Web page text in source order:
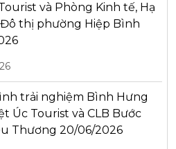
và Phòng Kinh tế, Hạ
thị phường Hiệp Bình
trải nghiệm Bình Hưng
Úc Tourist và CLB Bước
Thương 20/06/2026